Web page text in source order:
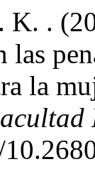
K. .
la